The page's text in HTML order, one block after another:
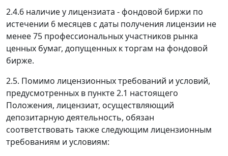
2.4.6 наличие у лицензиата - фондовой биржи по
истечении 6 месяцев с даты получения лицензии не
менее 75 профессиональных участников рынка
ценных бумаг, допущенных к торгам на фондовой
бирже.
2.5. Помимо лицензионных требований и условий,
предусмотренных в пункте 2.1 настоящего
Положения, лицензиат, осуществляющий
депозитарную деятельность, обязан
соответствовать также следующим лицензионным
требованиям и условиям: